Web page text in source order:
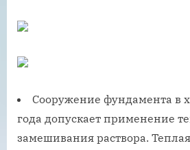
Сооружение фундамента в
года допускает применение
замешивания раствора.